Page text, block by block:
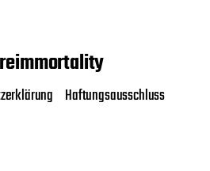
Haftungsausschluss